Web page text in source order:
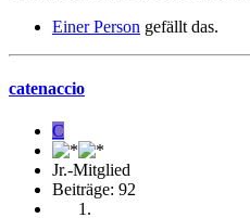
Einer Person gefällt das.
catenaccio
C
Jr.-Mitglied
Beiträge: 92